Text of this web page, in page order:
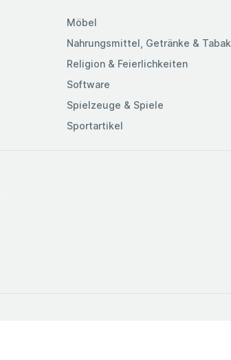
Möbel
Nahrungsmittel, Getränke & Tabak
Religion & Feierlichkeiten
Software
Spielzeuge & Spiele
Sportartikel